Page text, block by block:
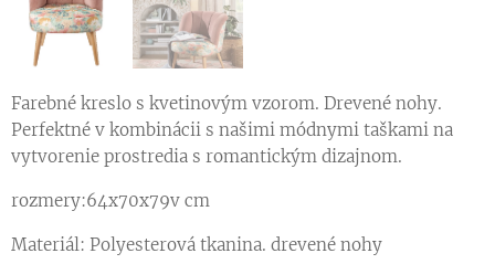
Farebné kreslo s kvetinovým vzorom. Drevené nohy.
Perfektné v kombinácii s našimi módnymi taškami na
vytvorenie prostredia s romantickým dizajnom.
rozmery:64x70x79v cm
Materiál: Polyesterová tkanina. drevené nohy